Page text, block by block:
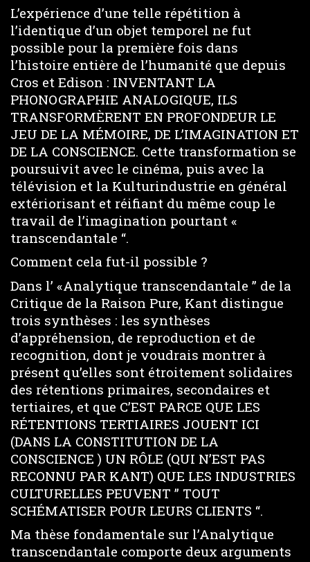
L’expérience d’une telle répétition à
l’identique d’un objet temporel ne fut
possible pour la première fois dans
l’histoire entière de l’humanité que depuis
Cros et Edison : INVENTANT LA
PHONOGRAPHIE ANALOGIQUE, ILS
TRANSFORMÈRENT EN PROFONDEUR LE
JEU DE LA MÉMOIRE, DE L’IMAGINATION ET
DE LA CONSCIENCE. Cette transformation se
poursuivit avec le cinéma, puis avec la
télévision et la Kulturindustrie en général
extériorisant et réifiant du même coup le
travail de l’imagination pourtant «
transcendantale “.
Comment cela fut-il possible ?
Dans l’ «Analytique transcendantale ” de la
Critique de la Raison Pure, Kant distingue
trois synthèses : les synthèses
d’appréhension, de reproduction et de
recognition, dont je voudrais montrer à
présent qu’elles sont étroitement solidaires
des rétentions primaires, secondaires et
tertiaires, et que C’EST PARCE QUE LES
RÉTENTIONS TERTIAIRES JOUENT ICI
(DANS LA CONSTITUTION DE LA
CONSCIENCE ) UN RÔLE (QUI N’EST PAS
RECONNU PAR KANT) QUE LES INDUSTRIES
CULTURELLES PEUVENT ” TOUT
SCHÉMATISER POUR LEURS CLIENTS “.
Ma thèse fondamentale sur l’Analytique
transcendantale comporte deux arguments